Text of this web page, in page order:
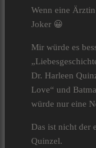
Wenn eine
Joker 😀
Mir würde es
Dr. Harleen
Love“ und
würde nur eine
Das ist nicht der
Quinzel.